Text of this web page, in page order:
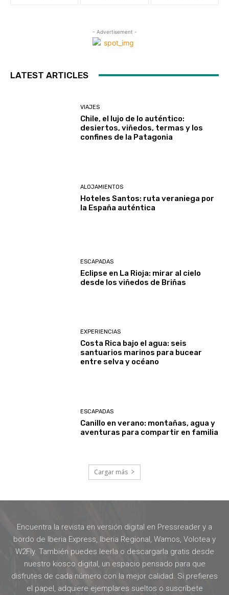
- Advertisement -
LATEST ARTICLES
VIAJES
Chile, el lujo de lo auténtico:
desiertos, viñedos, termas y los
confines de la Patagonia
ALOJAMIENTOS
Hoteles Santos: ruta veraniega por
la España auténtica
ESCAPADAS
Eclipse en La Rioja: mirar al cielo
desde los viñedos de Briñas
EXPERIENCIAS
Costa Rica bajo el agua: seis
santuarios marinos para bucear
entre selva y océano
ESCAPADAS
Canillo en verano: montañas, agua y
aventuras para compartir en familia
Cargar más
Encuentra la revista en versión digital en Pressreader y a
bordo de Iberia Express, Iberia Regional, Wamos, Volotea y
W2Fly. También puedes leerla o descargarla gratis desde
nuestro kiosco digital, un espacio pensado para que
disfrutes de cada número con la mejor calidad. Si prefieres
el papel, adquiere ejemplares sueltos o suscríbete